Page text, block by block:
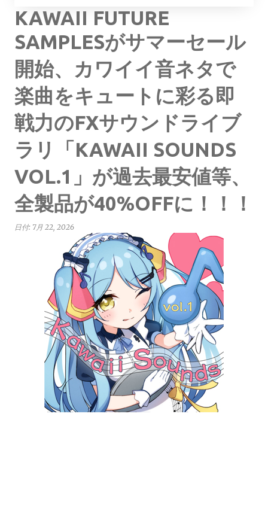
KAWAII FUTURE
SAMPLESがサマーセール
開始、カワイイ音ネタで
楽曲をキュートに彩る即
戦力のFXサウンドライブ
ラリ「KAWAII SOUNDS
VOL.1」が過去最安値等、
全製品が40%OFFに！！！
日付: 7月 22, 2026